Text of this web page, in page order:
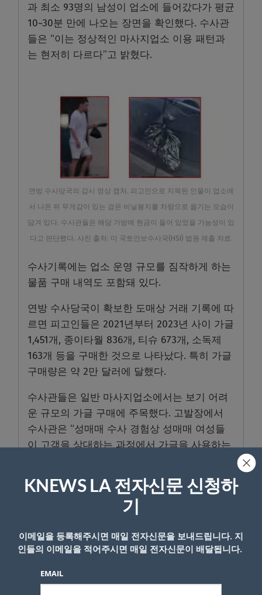
과 최소 93명의 남성이 업소에 들어갔다가 평균
10~30분 만에 나오는 장면을 확인했다. 수사관
들은 “이는 정상적인 마사지업소 이용 패턴과
는 현저히 다르다”고 밝혔다.
연방 수사당국의 감시 영상 캡처. 피고인으로 지목된 인물이 업소에
서 나온 뒤 무게감이 있는 검은 비닐봉지를 차량으로 옮기는 모습이
담겨 있다. 수사관들은 해당 가방에 현금이 들어 있었을 가능성이 있
다고 판단했다. 사진 출처: 미 국토안보수사국(HSI) 법원 제출 자료.
수사기록에는 업소 운영 규모를 짐작하게 하는
물품 구매 내역도 포함돼 있다.
연방 수사당국이 확보한 도매상 거래 기록에 따
르면 피고인들은 2021년부터 2023년 사이 가글
1,451개, 종이타월 836개, 티슈 673개, 소독제
163개 등을 구매한 것으로 나타났다. 특히 가글
구매량은 약 2만 달러에 달했다.
수사관들은 일반 마사지업소에서는 보기 어려
운 규모의 가글 구매에 주목했다. 고발장에서
수사관은 “성매매 수사 경험상 성매매 여성들
이 고객을 상대하는 과정에서 가글을 사용하는
또한 유죄 인정 내용에 따르면 수사당국은 피고
인들의 자택에서 수만 개의 콘돔과 약 120만 달
러의 현금을 발견했다. 검찰은 이러한 물품과
현금 보관 규모가 조직적인 성매매 사업 운영을
뒷받침하는 증거라고 판단했다.
이번 사건에서 핵심 역할을 한 것으로 지목된
KNEWS LA 전자신문 신청하
기
이메일을 등록해주시면 매일 전자신문을 보내드립니다. 지
인들의 이메일을 적어주시면 매일 전자신문이 배달됩니다.
EMAIL